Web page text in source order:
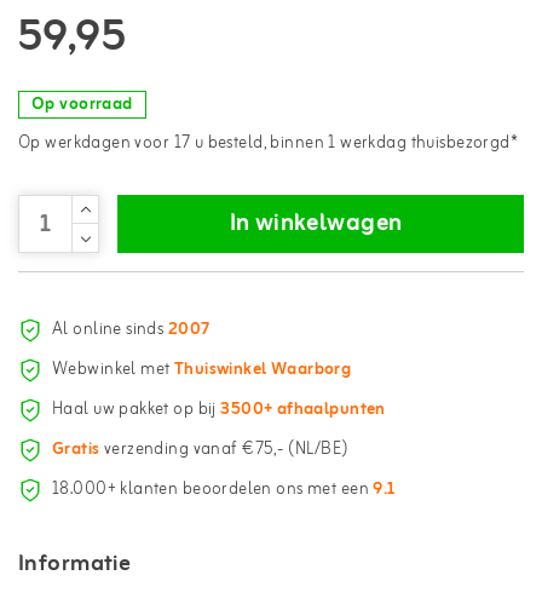
59,95
Op voorraad
Op werkdagen voor 17 u besteld, binnen 1 werkdag thuisbezorgd*
In winkelwagen
Al online sinds2007
Webwinkel metThuiswinkel Waarborg
Haal uw pakket op bij3500+ afhaalpunten
Gratisverzending vanaf €75,- (NL/BE)
18.000+ klanten beoordelen ons met een9.1
Informatie